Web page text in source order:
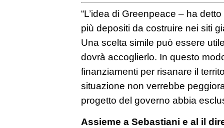
“L’idea di Greenpeace – ha
più depositi da costruire nei siti
Una scelta simile può essere
dovrà accoglierlo. In questo
finanziamenti per risanare il
situazione non verrebbe
progetto del governo abbia
Assieme a Sebastiani e al il